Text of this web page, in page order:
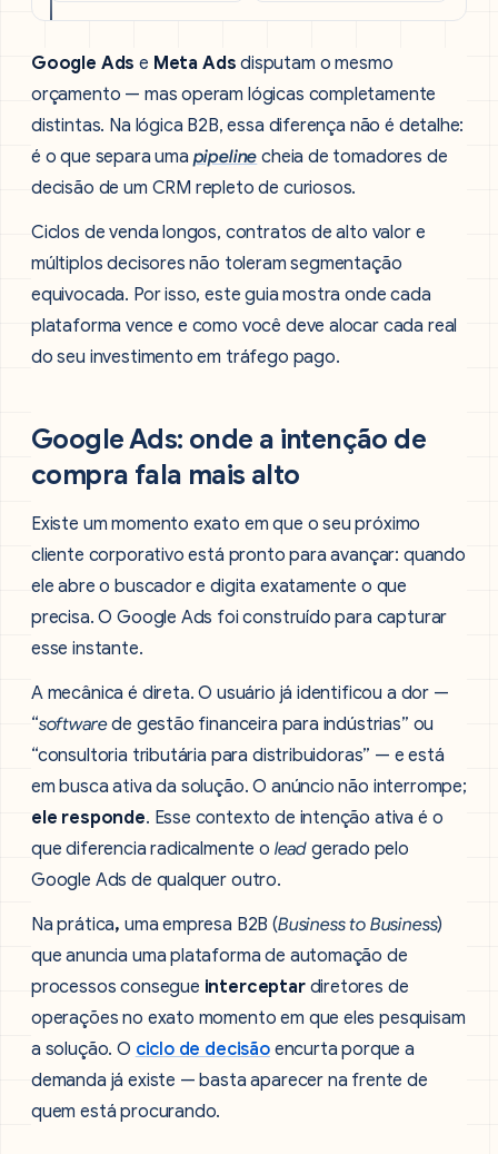
Google Ads e Meta Ads disputam o mesmo
orçamento — mas operam lógicas completamente
distintas. Na lógica B2B, essa diferença não é detalhe:
é o que separa uma pipeline cheia de tomadores de
decisão de um CRM repleto de curiosos.
Ciclos de venda longos, contratos de alto valor e
múltiplos decisores não toleram segmentação
equivocada. Por isso, este guia mostra onde cada
plataforma vence e como você deve alocar cada real
do seu investimento em tráfego pago.
Google Ads: onde a intenção de
compra fala mais alto
Existe um momento exato em que o seu próximo
cliente corporativo está pronto para avançar: quando
ele abre o buscador e digita exatamente o que
precisa. O Google Ads foi construído para capturar
esse instante.
A mecânica é direta. O usuário já identificou a dor —
“softwarede gestão financeira para indústrias” ou
“consultoria tributária para distribuidoras” — e está
em busca ativa da solução. O anúncio não interrompe;
ele responde. Esse contexto de intenção ativa é o
que diferencia radicalmente o lead gerado pelo
Google Ads de qualquer outro.
Na prática, uma empresa B2B (Business to Business)
que anuncia uma plataforma de automação de
processos consegue interceptar diretores de
operações no exato momento em que eles pesquisam
a solução. O ciclo de decisãoencurta porque a
demanda já existe — basta aparecer na frente de
quem está procurando.